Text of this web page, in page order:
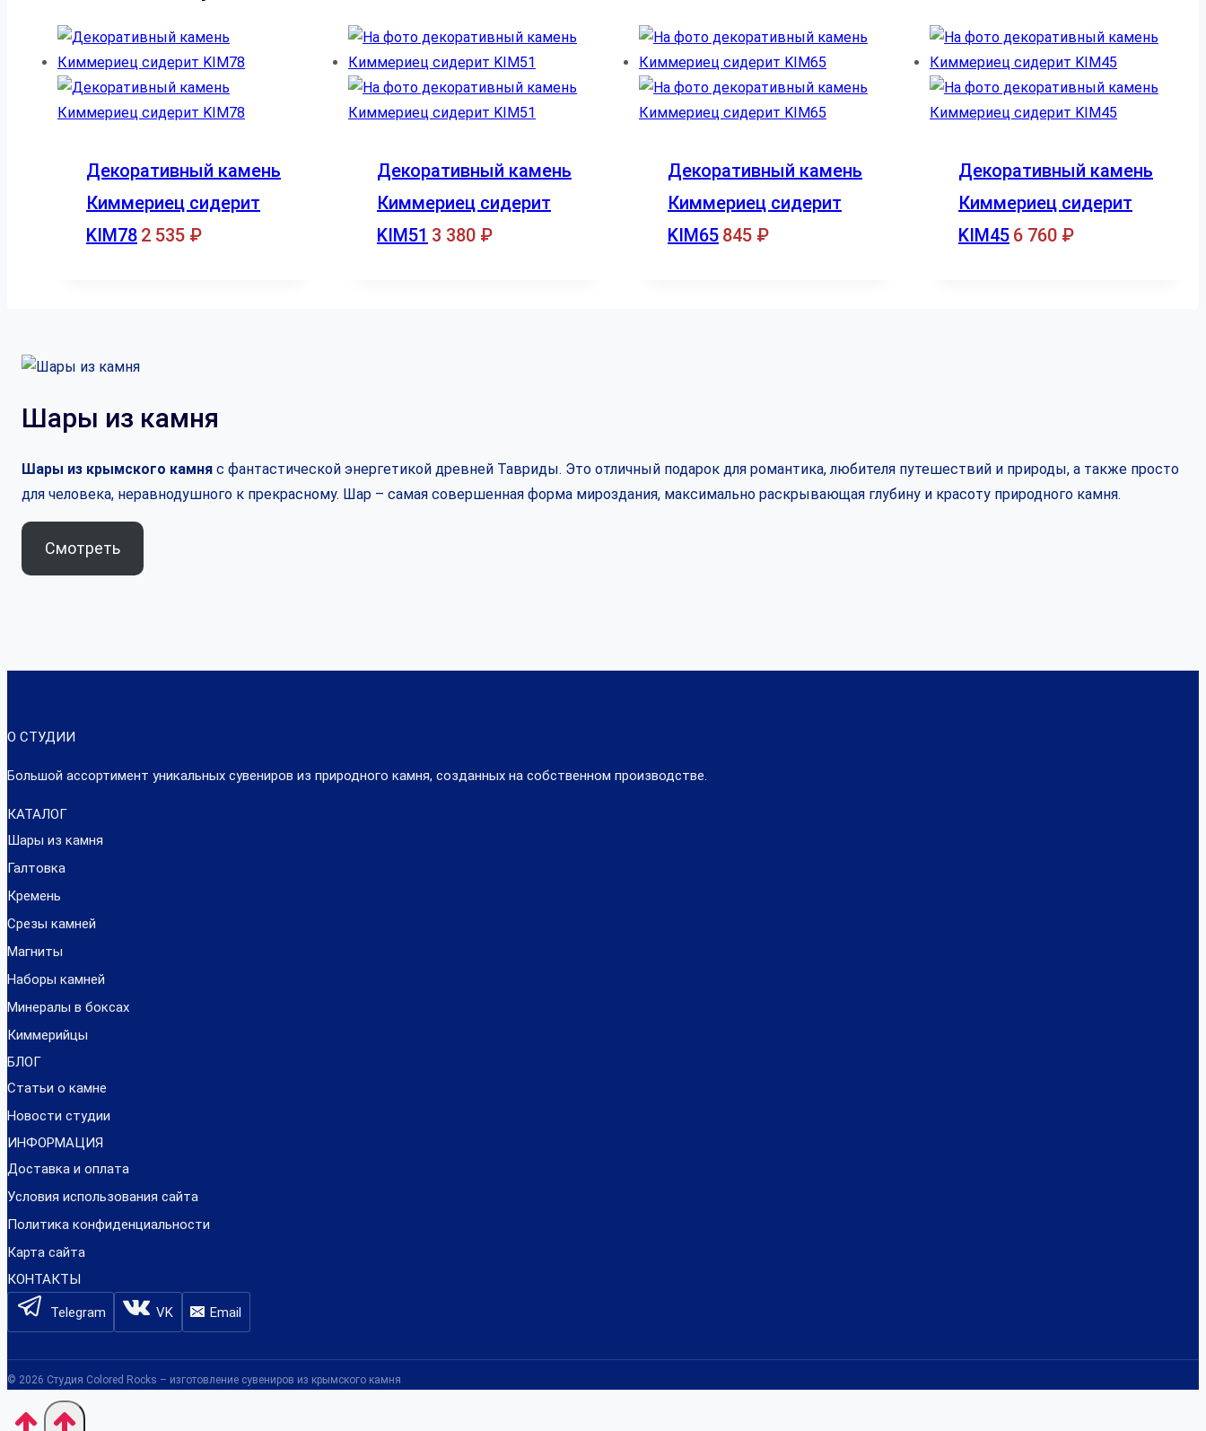
Декоративный камень
Киммериец сидерит
KIM78 2 535 ₽
Декоративный камень
Киммериец сидерит
KIM51 3 380 ₽
Декоративный камень
Киммериец сидерит
KIM65 845 ₽
Декоративный камень
Киммериец сидерит
KIM45 6 760 ₽
Шары из камня
Шары из крымского камня с фантастической энергетикой древней Тавриды. Это отличный подарок для романтика, любителя путешествий и природы, а также просто
для человека, неравнодушного к прекрасному. Шар – самая совершенная форма мироздания, максимально раскрывающая глубину и красоту природного камня.
Смотреть
О СТУДИИ
Большой ассортимент уникальных сувениров из природного камня, созданных на собственном производстве.
КАТАЛОГ
Шары из камня
Галтовка
Кремень
Срезы камней
Магниты
Наборы камней
Минералы в боксах
Киммерийцы
БЛОГ
Статьи о камне
Новости студии
ИНФОРМАЦИЯ
Доставка и оплата
Условия использования сайта
Политика конфиденциальности
Карта сайта
КОНТАКТЫ
Telegram VK Email
© 2026 Студия Colored Rocks – изготовление сувениров из крымского камня